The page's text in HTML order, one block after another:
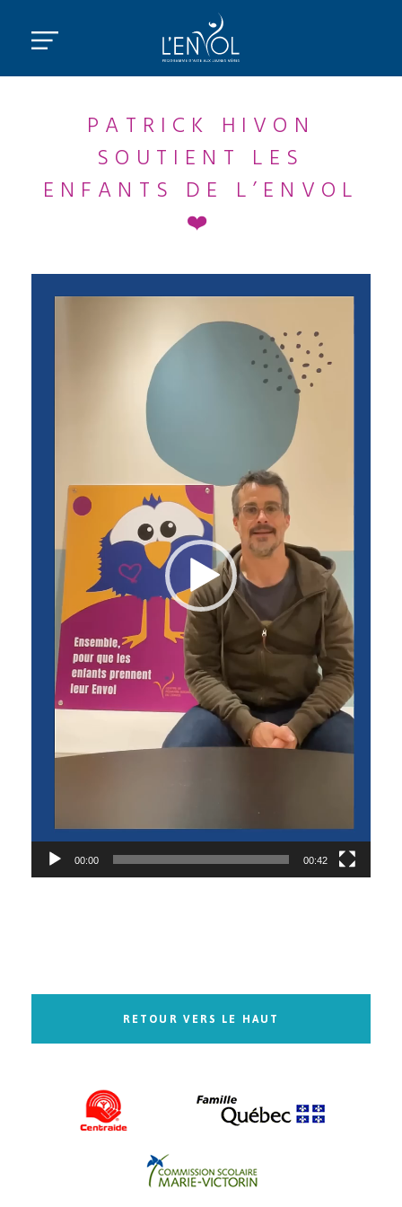
PATRICK HIVON
SOUTIENT LES
ENFANTS DE L’ENVOL
❤️
00:00 00:42
RETOUR VERS LE HAUT